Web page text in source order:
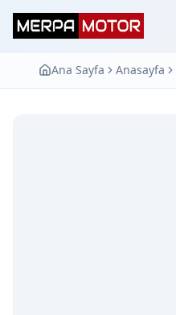
Ana Sayfa Anasayfa